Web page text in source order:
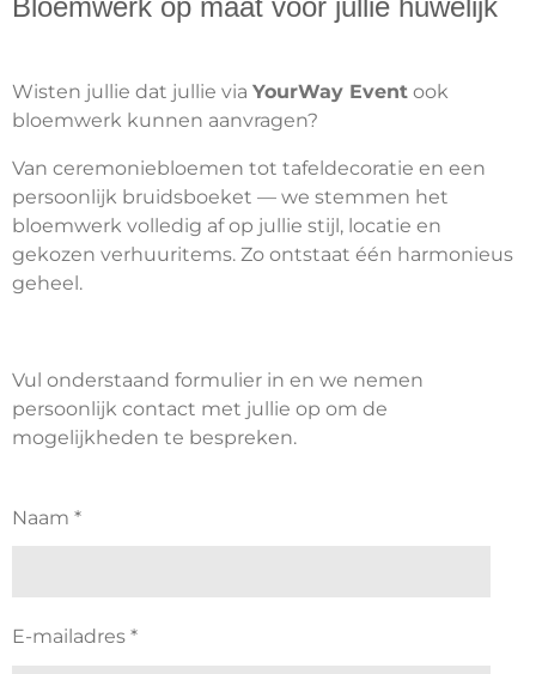
Bloemwerk op maat voor jullie huwelijk
Wisten jullie dat jullie via YourWay Event ook
bloemwerk kunnen aanvragen?
Van ceremoniebloemen tot tafeldecoratie en een
persoonlijk bruidsboeket — we stemmen het
bloemwerk volledig af op jullie stijl, locatie en
gekozen verhuuritems. Zo ontstaat één harmonieus
geheel.
Vul onderstaand formulier in en we nemen
persoonlijk contact met jullie op om de
mogelijkheden te bespreken.
Naam *
E-mailadres *